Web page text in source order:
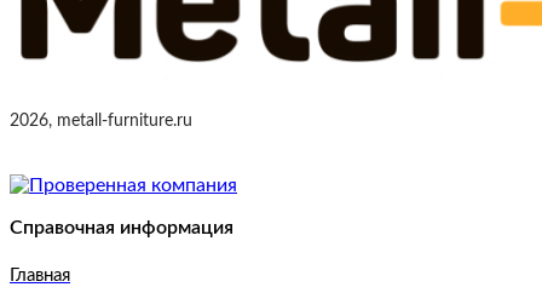
2026, metall-furniture.ru
Справочная информация
Главная